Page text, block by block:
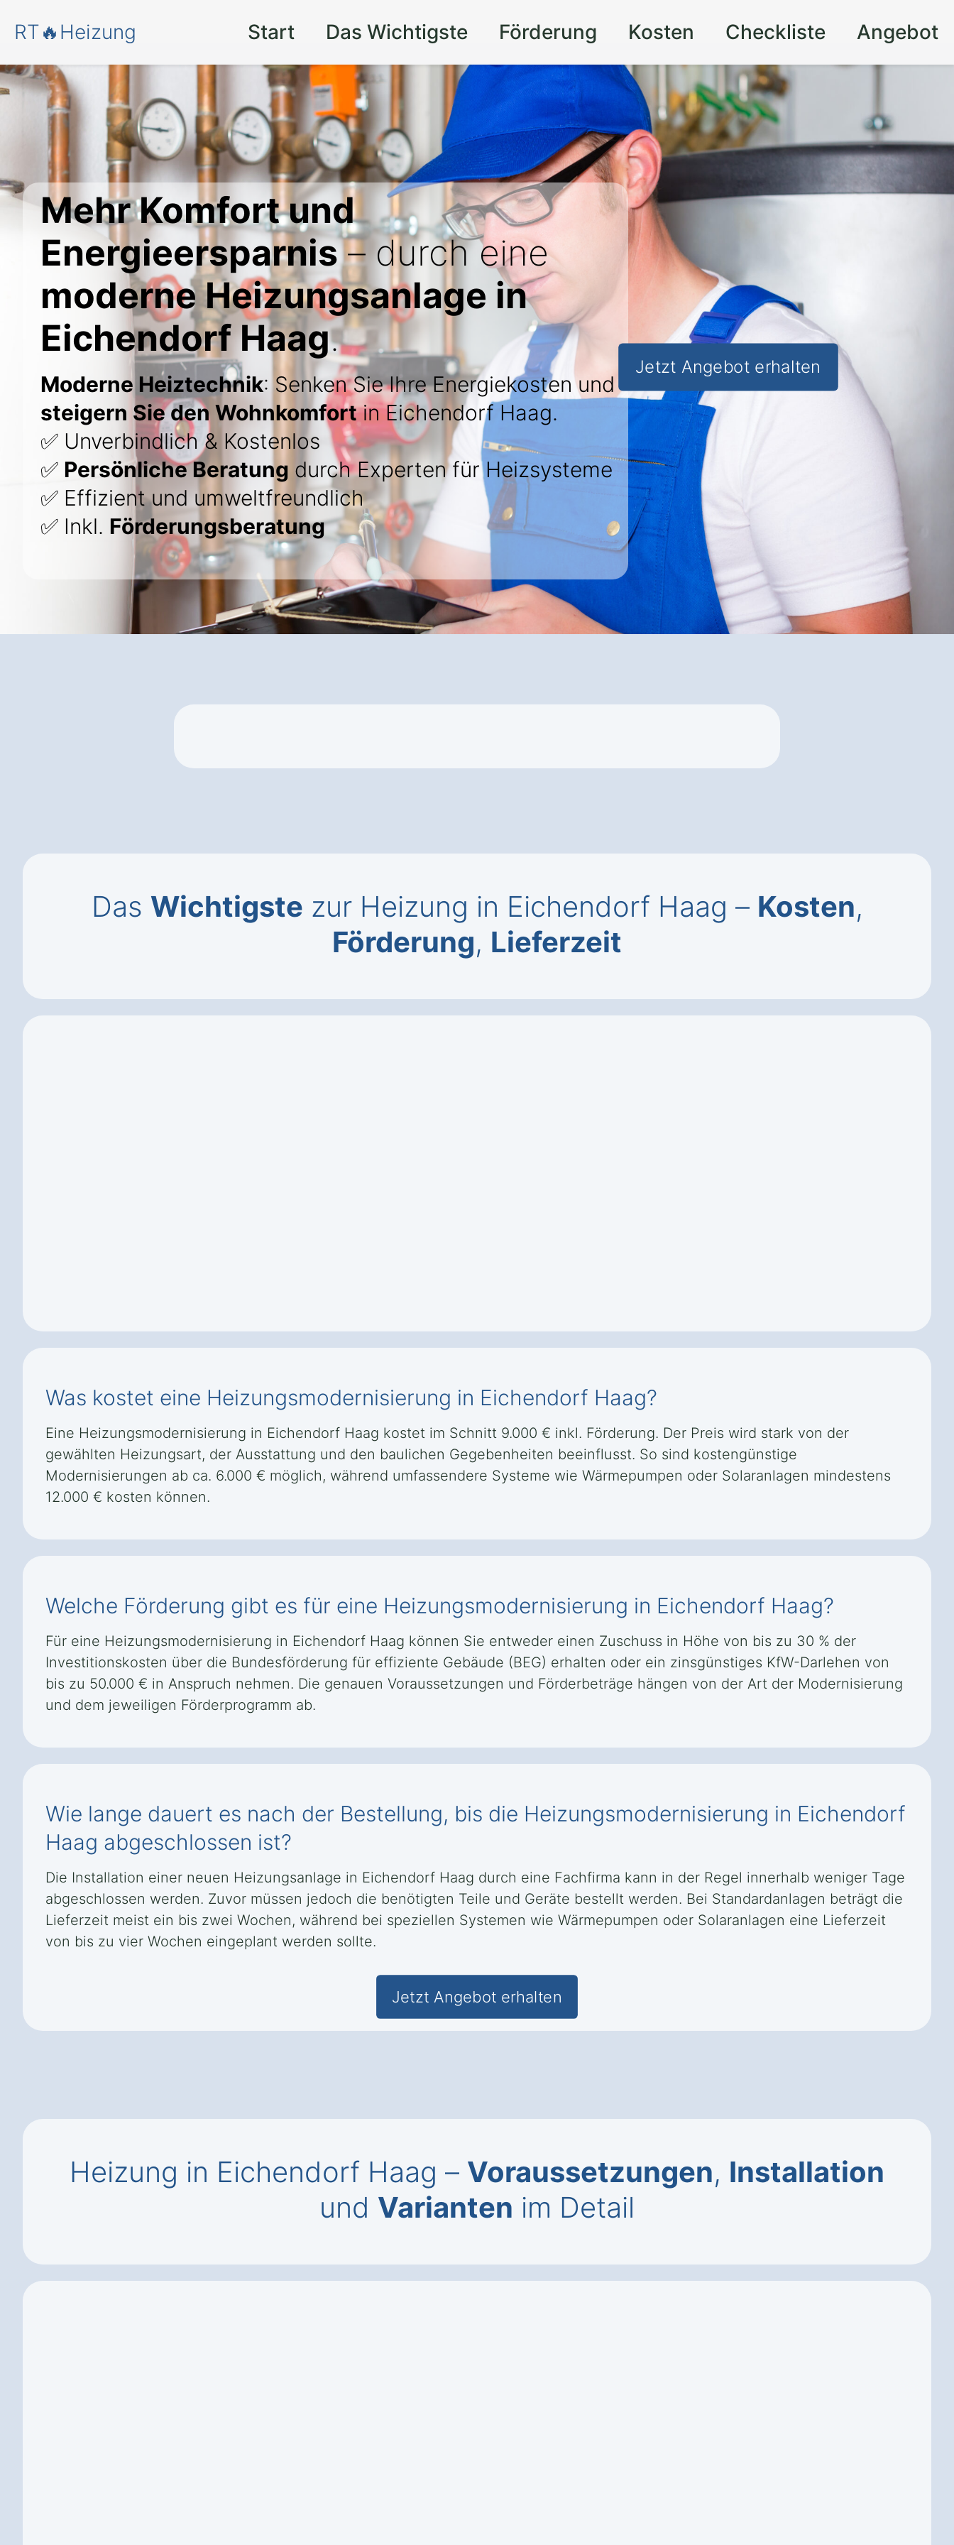
RT🔥Heizung Start Das Wichtigste Förderung Kosten Checkliste Angebot
Mehr Komfort und
Energieersparnis– durch eine
moderne Heizungsanlage in
Eichendorf Haag.
Moderne Heiztechnik: Senken Sie Ihre Energiekosten und
steigern Sie den Wohnkomfortin Eichendorf Haag.
✅ Unverbindlich & Kostenlos
✅ Persönliche Beratung durch Experten für Heizsysteme
✅ Effizient und umweltfreundlich
✅ Inkl. Förderungsberatung
Jetzt Angebot erhalten
Das Wichtigste zur Heizung in Eichendorf Haag – Kosten,
Förderung, Lieferzeit
Was kostet eine Heizungsmodernisierung in Eichendorf Haag?
Eine Heizungsmodernisierung in Eichendorf Haag kostet im Schnitt 9.000 € inkl. Förderung. Der Preis wird stark von der
gewählten Heizungsart, der Ausstattung und den baulichen Gegebenheiten beeinflusst. So sind kostengünstige
Modernisierungen ab ca. 6.000 € möglich, während umfassendere Systeme wie Wärmepumpen oder Solaranlagen mindestens
12.000 € kosten können.
Welche Förderung gibt es für eine Heizungsmodernisierung in Eichendorf Haag?
Für eine Heizungsmodernisierung in Eichendorf Haag können Sie entweder einen Zuschuss in Höhe von bis zu 30 % der
Investitionskosten über die Bundesförderung für effiziente Gebäude (BEG) erhalten oder ein zinsgünstiges KfW-Darlehen von
bis zu 50.000 € in Anspruch nehmen. Die genauen Voraussetzungen und Förderbeträge hängen von der Art der Modernisierung
und dem jeweiligen Förderprogramm ab.
Wie lange dauert es nach der Bestellung, bis die Heizungsmodernisierung in Eichendorf
Haag abgeschlossen ist?
Die Installation einer neuen Heizungsanlage in Eichendorf Haag durch eine Fachfirma kann in der Regel innerhalb weniger Tage
abgeschlossen werden. Zuvor müssen jedoch die benötigten Teile und Geräte bestellt werden. Bei Standardanlagen beträgt die
Lieferzeit meist ein bis zwei Wochen, während bei speziellen Systemen wie Wärmepumpen oder Solaranlagen eine Lieferzeit
von bis zu vier Wochen eingeplant werden sollte.
Jetzt Angebot erhalten
Heizung in Eichendorf Haag – Voraussetzungen, Installation
und Varianten im Detail